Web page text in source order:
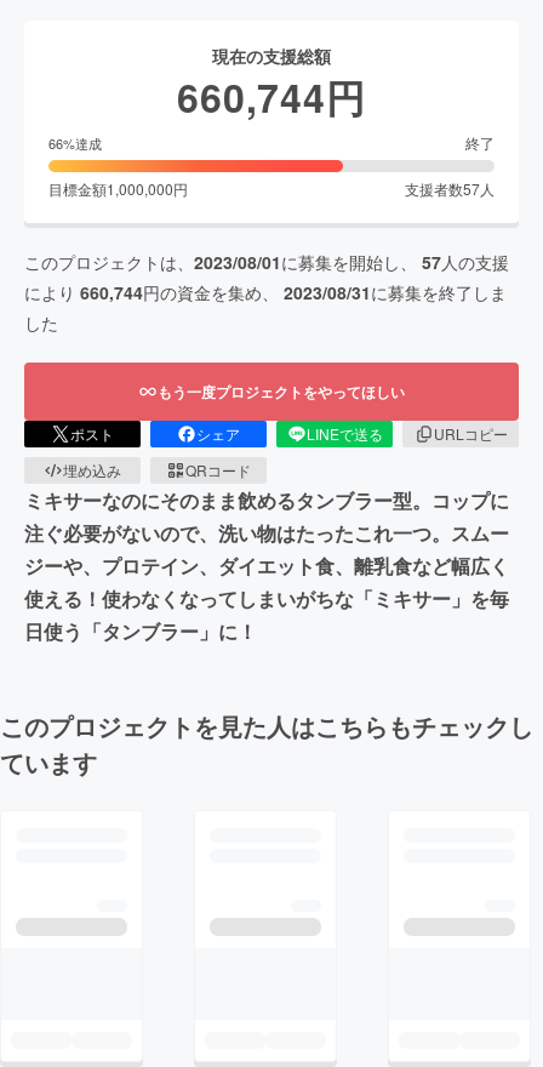
現在の支援総額
660,744円
66%達成 終了
目標金額1,000,000円 支援者数57人
このプロジェクトは、 2023/08/01に募集を開始し、 57人の支援
により 660,744円の資金を集め、 2023/08/31に募集を終了しま
した
もう一度プロジェクトをやってほしい
ポスト シェア LINEで送る
URLコピー
埋め込み
QRコード
ミキサーなのにそのまま飲めるタンブラー型。コップに
注ぐ必要がないので、洗い物はたったこれ一つ。スムー
ジーや、プロテイン、ダイエット食、離乳食など幅広く
使える！使わなくなってしまいがちな「ミキサー」を毎
日使う「タンブラー」に！
このプロジェクトを見た人はこちらもチェックし
ています